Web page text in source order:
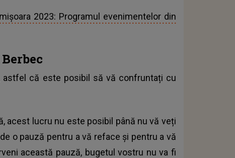
2023: Programul evenimentelor din
că este posibil să vă confruntați cu
acest lucru nu este posibil până nu vă veți
o pauză pentru a vă reface și pentru a vă
această pauză, bugetul vostru nu va fi